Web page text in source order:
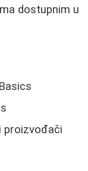
dostupnim u
proizvođači